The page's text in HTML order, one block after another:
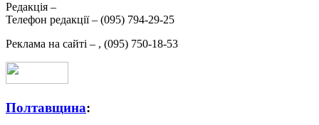
Редакція –
Телефон редакції – (095) 794-29-25
Реклама на сайті – , (095) 750-18-53
Полтавщина: